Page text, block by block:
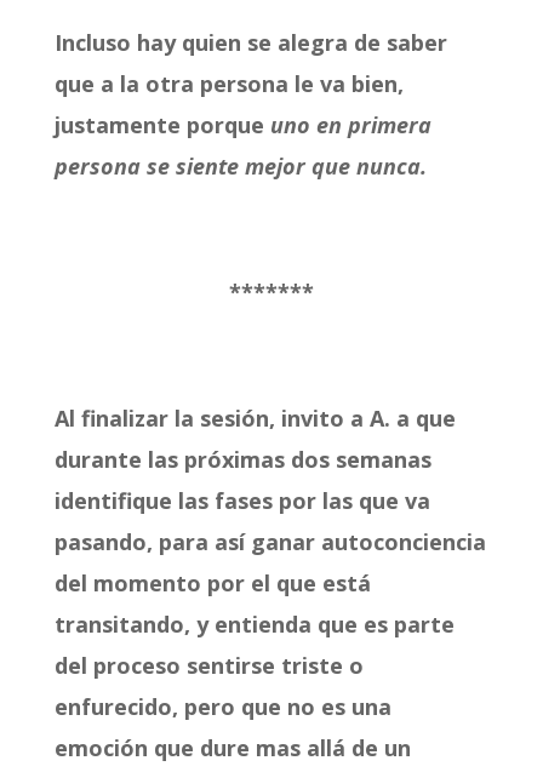
Incluso hay quien se alegra de saber
que a la otra persona le va bien,
justamente porque uno en primera
persona se siente mejor que nunca.
*******
Al finalizar la sesión, invito a A. a que
durante las próximas dos semanas
identifique las fases por las que va
pasando, para así ganar autoconciencia
del momento por el que está
transitando, y entienda que es parte
del proceso sentirse triste o
enfurecido, pero que no es una
emoción que dure mas allá de un